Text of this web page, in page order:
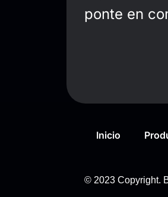
ponte en
Inicio
© 2023 Copyright.